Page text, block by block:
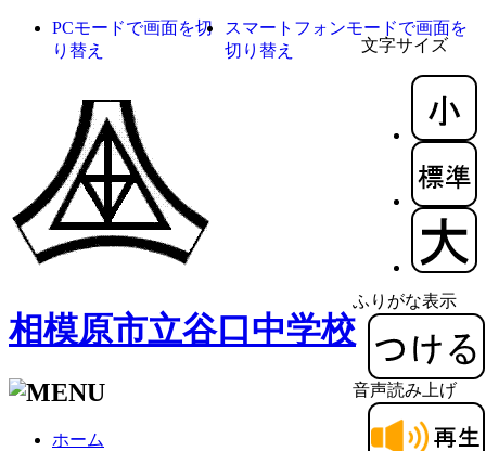
文字サイズ
ふりがな表示
音声読み上げ
PCモードで画面を切
り替え
スマートフォンモードで画面を
切り替え
相模原市立谷口中学校
ホーム